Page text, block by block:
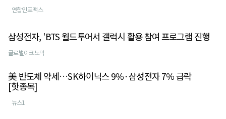
연합인포맥스
삼성전자, 'BTS 월드투어서 갤럭시 활용 참여 프로그램 진행
글로벌이코노믹
美 반도체 약세…SK하이닉스 9%·삼성전자 7% 급락
[핫종목]
뉴스1